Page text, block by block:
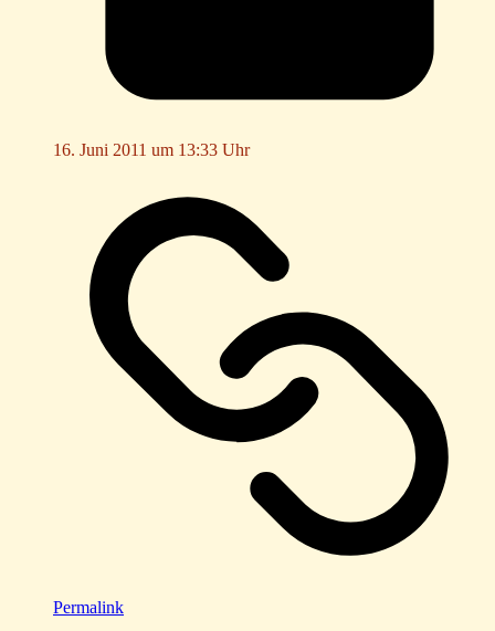
16. Juni 2011 um 13:33 Uhr
Permalink